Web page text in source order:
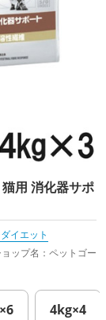
用 消化器サポ
イエット
ョップ名：ペットゴー
4kg×4